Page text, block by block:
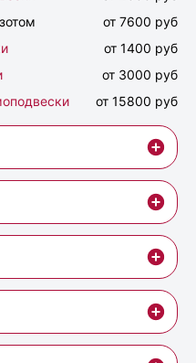
от 7600 руб
от 1400 руб
от 3000 руб
от 15800 руб